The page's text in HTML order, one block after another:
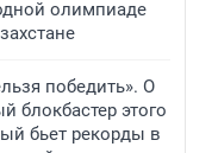
олимпиаде
победить». О
блокбастер этого
бьет рекорды в